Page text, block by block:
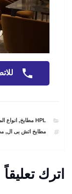
CATEGORIES
HPL مطابخ , انواع
TAGS
مطابخ اتش بى ال,
اترك تعليقاً